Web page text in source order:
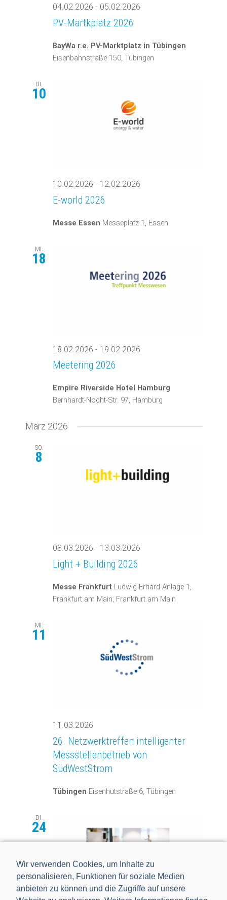
Wir verwenden Cookies, um Inhalte zu
personalisieren, Funktionen für soziale Medien
anbieten zu können und die Zugriffe auf unsere
04.02.2026 - 05.02.2026
PV-Martkplatz 2026
BayWa r.e. PV-Marktplatz in Tübingen
Eisenbahnstraße 150, Tübingen
DI.
10
10.02.2026 - 12.02.2026
E-world 2026
Messe Essen Messeplatz 1, Essen
MI.
18
18.02.2026 - 19.02.2026
Meetering 2026
Empire Riverside Hotel Hamburg
Bernhardt-Nocht-Str. 97, Hamburg
März 2026
SO.
8
08.03.2026 - 13.03.2026
Light + Building 2026
Messe Frankfurt Ludwig-Erhard-Anlage 1,
Frankfurt am Main, Frankfurt am Main
MI.
11
11.03.2026
26. Netzwerktreffen intelligenter
Messstellenbetrieb von
SüdWestStrom
Tübingen Eisenhutstraße 6, Tübingen
DI.
24